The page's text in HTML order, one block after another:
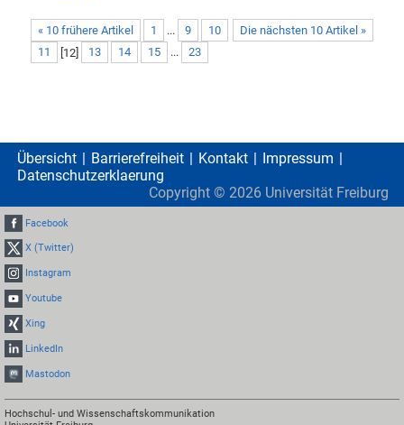
« 10 frühere Artikel Die nächsten 10 Artikel »
1 ... 9
10
11
[12] 13 14 15 ... 23
Übersicht Barrierefreiheit Kontakt
Impressum
Datenschutzerklaerung
Copyright © 2026 Universität Freiburg
Facebook
X (Twitter)
Instagram
Youtube
Xing
LinkedIn
Mastodon
Hochschul- und Wissenschaftskommunikation